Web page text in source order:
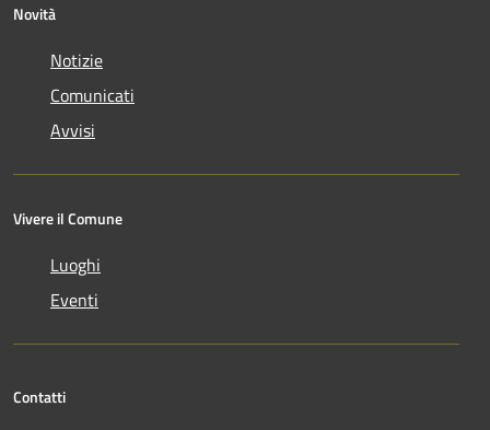
Novità
Notizie
Comunicati
Avvisi
Vivere il Comune
Luoghi
Eventi
Contatti